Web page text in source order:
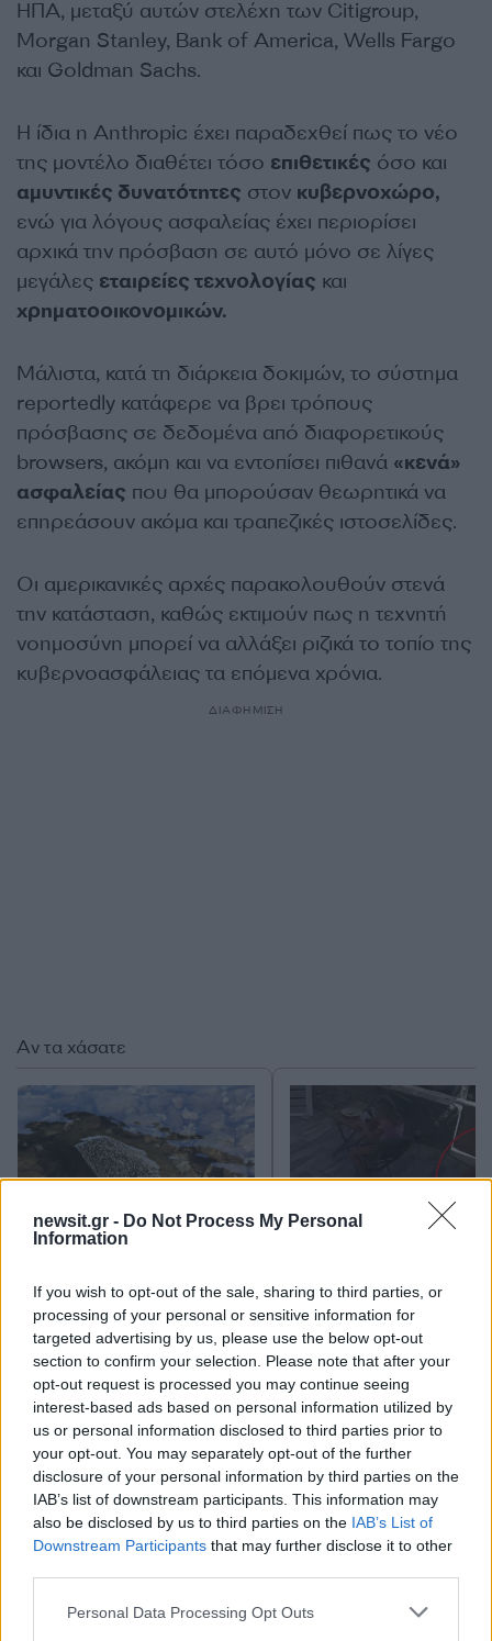
newsit.gr - Do Not Process My Personal
Information
If you wish to opt-out of the sale, sharing to third parties, or
processing of your personal or sensitive information for
targeted advertising by us, please use the below opt-out
section to confirm your selection. Please note that after your
opt-out request is processed you may continue seeing
interest-based ads based on personal information utilized by
us or personal information disclosed to third parties prior to
your opt-out. You may separately opt-out of the further
disclosure of your personal information by third parties on the
IAB’s list of downstream participants. This information may
also be disclosed by us to third parties on the IAB’s List of
Downstream Participants that may further disclose it to other
Please note that this website/app uses one or more Google
Personal Data Processing Opt Outs
ΗΠΑ, μεταξύ αυτών στελέχη των Citigroup,
Morgan Stanley, Bank of America, Wells Fargo
και Goldman Sachs.
Η ίδια η Anthropic έχει παραδεχθεί πως το νέο
της μοντέλο διαθέτει τόσο επιθετικές όσο και
αμυντικές δυνατότητες στον κυβερνοχώρο,
ενώ για λόγους ασφαλείας έχει περιορίσει
αρχικά την πρόσβαση σε αυτό μόνο σε λίγες
μεγάλες εταιρείες τεχνολογίας και
χρηματοοικονομικών.
Μάλιστα, κατά τη διάρκεια δοκιμών, το σύστημα
reportedly κατάφερε να βρει τρόπους
πρόσβασης σε δεδομένα από διαφορετικούς
browsers, ακόμη και να εντοπίσει πιθανά «κενά»
ασφαλείας που θα μπορούσαν θεωρητικά να
επηρεάσουν ακόμα και τραπεζικές ιστοσελίδες.
Οι αμερικανικές αρχές παρακολουθούν στενά
την κατάσταση, καθώς εκτιμούν πως η τεχνητή
νοημοσύνη μπορεί να αλλάξει ριζικά το τοπίο της
κυβερνοασφάλειας τα επόμενα χρόνια.
ΔΙΑΦΗΜΙΣΗ
Σχόλια
Σχολίασε εδώ
Αν τα χάσατε
Ανησυχία από το ξέσπασμα
του ιού του Δυτικού Νείλου
με κρούσματα στην Αττική
- «Καμπανάκι» από τον
Ιατρικό Σύλλογο Αθηνών
για την προστασία της
δημόσιας υγείας
Σοκαριστική υπόθεση
Κρήτη: Τουρίστας
πόσο να πληρώσει
ασελγήσει σε
κορίτσι - Το παιδί
αμέριμνο σε αυλή
επιχείρησης